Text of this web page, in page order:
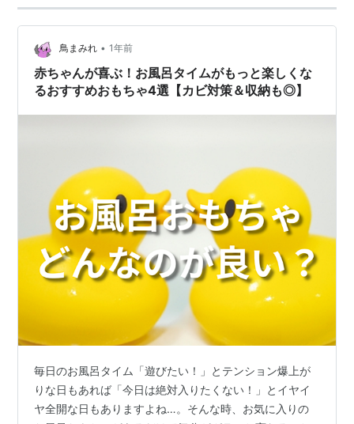
鳥まみれ • 1年前
赤ちゃんが喜ぶ！お風呂タイムがもっと楽しくな
るおすすめおもちゃ4選【カビ対策＆収納も◎】
毎日のお風呂タイム「遊びたい！」とテンション爆上が
りな日もあれば「今日は絶対入りたくない！」とイヤイ
ヤ全開な日もありますよね…。そんな時、お気に入りの